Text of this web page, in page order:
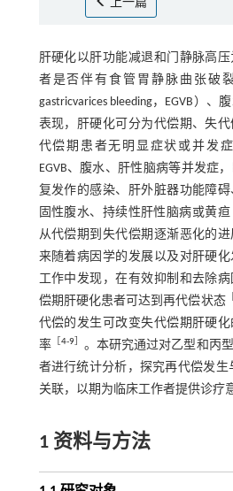
上一篇
肝硬化以肝功能减退和门静脉高
者是否伴有食管胃静脉曲张破裂
gastricvarices bleeding，EGVB）、
表现，肝硬化可分为代偿期、失代
代偿期患者无明显症状或并发
EGVB、腹水、肝性脑病等并发症
复发作的感染、肝外脏器功能障
固性腹水、持续性肝性脑病或黄疸
从代偿期到失代偿期逐渐恶化的
来随着病因学的发展以及对肝硬
工作中发现，在有效抑制和去除
偿期肝硬化患者可达到再代偿状态［
代偿的发生可改变失代偿期肝硬
率［ 4-9］ 。本研究通过对乙型和丙
者进行统计分析，探究再代偿发生
关联，以期为临床工作者提供诊疗
1 资料与方法